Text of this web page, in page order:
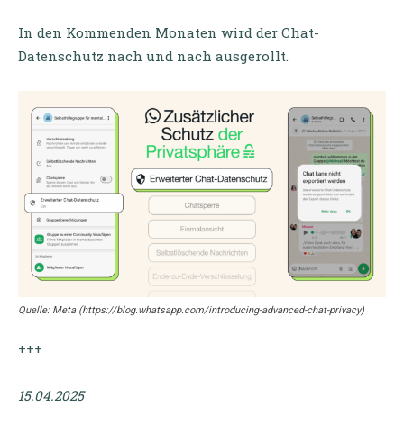
In den Kommenden Monaten wird der Chat-
Datenschutz nach und nach ausgerollt.
Quelle: Meta (https://blog.whatsapp.com/introducing-advanced-chat-privacy)
+++
15.04.2025